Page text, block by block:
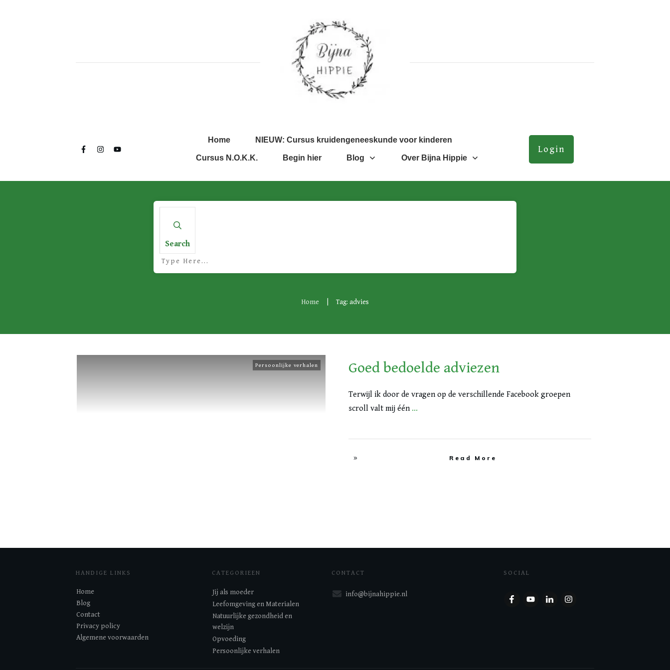
Home NIEUW: Cursus kruidengeneeskunde voor kinderen
Cursus N.O.K.K. Begin hier Blog Over Bijna Hippie
Login
Search
Home Tag: advies
Persoonlijke verhalen Goed bedoelde adviezen
Terwijl ik door de vragen op de verschillende Facebook groepen
scroll valt mij één ...
Read More
HANDIGE LINKS
Home
Blog
Contact
Privacy policy
Algemene voorwaarden
CATEGORIEEN
Jij als moeder
Leefomgeving en Materialen
Natuurlijke gezondheid en
welzijn
Opvoeding
Persoonlijke verhalen
CONTACT
info@bijnahippie.nl
SOCIAL